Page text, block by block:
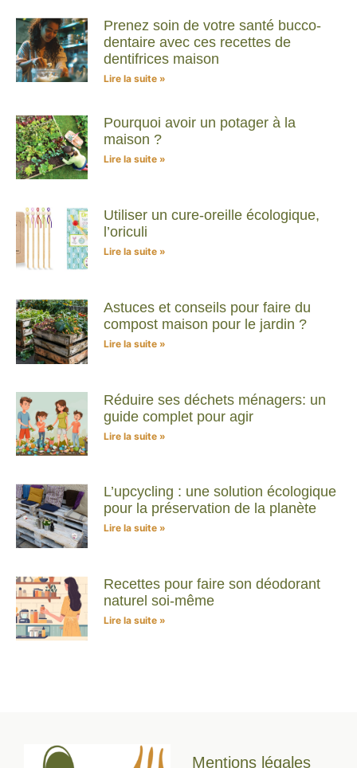
Prenez soin de votre santé bucco-
dentaire avec ces recettes de
dentifrices maison
Lire la suite »
Pourquoi avoir un potager à la
maison ?
Lire la suite »
Utiliser un cure-oreille écologique,
l’oriculi
Lire la suite »
Astuces et conseils pour faire du
compost maison pour le jardin ?
Lire la suite »
Réduire ses déchets ménagers: un
guide complet pour agir
Lire la suite »
L’upcycling : une solution écologique
pour la préservation de la planète
Lire la suite »
Recettes pour faire son déodorant
naturel soi-même
Lire la suite »
Mentions légales